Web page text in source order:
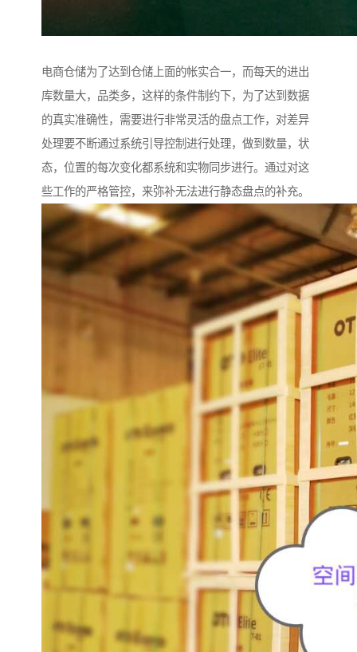
电商仓储为了达到仓储上面的帐实合一，而每天的进出
库数量大，品类多，这样的条件制约下，为了达到数据
的真实准确性，需要进行非常灵活的盘点工作，对差异
处理要不断通过系统引导控制进行处理，做到数量，状
态，位置的每次变化都系统和实物同步进行。通过对这
些工作的严格管控，来弥补无法进行静态盘点的补充。